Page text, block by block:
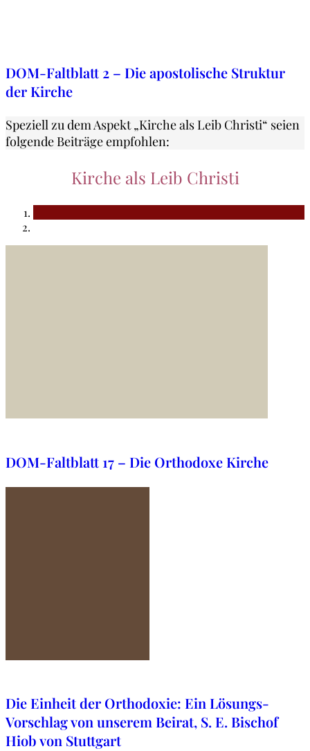
DOM-Faltblatt 2 – Die apostolische Struktur
der Kirche
Speziell zu dem Aspekt „Kirche als Leib Christi“ seien
folgende Beiträge empfohlen:
Kirche als Leib Christi
DOM-Faltblatt 17 – Die Orthodoxe Kirche
Die Einheit der Orthodoxie: Ein Lösungs-
Vorschlag von unserem Beirat, S. E. Bischof
Hiob von Stuttgart